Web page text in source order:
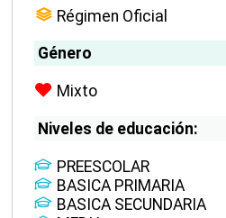
Régimen Oficial
Género
Mixto
Niveles de educación:
PREESCOLAR
BASICA PRIMARIA
BASICA SECUNDARIA